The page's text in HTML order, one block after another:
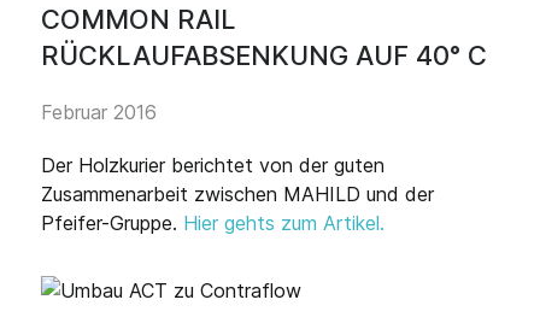
OMMON RAIL R
ÜCKLAUFABSENKUNG AUF 40° C
Februar 2016
Der Holzkurier berichtet von der guten
Zusammenarbeit zwischen MAHILD und der
Pfeifer-Gruppe. Hier gehts zum Artikel.